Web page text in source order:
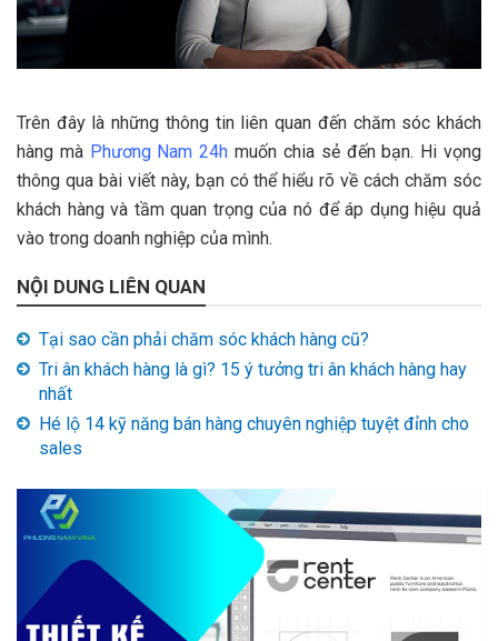
Trên đây là những thông tin liên quan đến chăm sóc khách
hàng mà Phương Nam 24h muốn chia sẻ đến bạn. Hi vọng
thông qua bài viết này, bạn có thể hiểu rõ về cách chăm sóc
khách hàng và tầm quan trọng của nó để áp dụng hiệu quả
vào trong doanh nghiệp của mình.
NỘI DUNG LIÊN QUAN
Tại sao cần phải chăm sóc khách hàng cũ?
Tri ân khách hàng là gì? 15 ý tưởng tri ân khách hàng hay
nhất
Hé lộ 14 kỹ năng bán hàng chuyên nghiệp tuyệt đỉnh cho
sales